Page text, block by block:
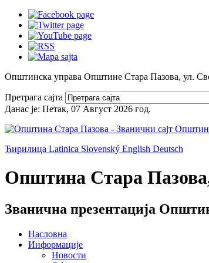
Општинска управа Општине Стара Пазова, ул.
Претрага сајта
Данас је: Петак, 07 Август 2026 год.
Ћирилица Latinica Slovenský English Deutsch
Општина Стара
Званична презентација
Насловна
Информације
Новости